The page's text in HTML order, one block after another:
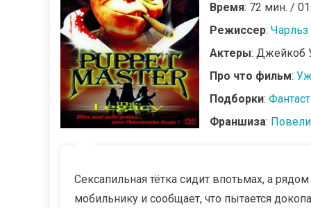
Время: 72 мин. /
Режиссер:
Актеры: Джейкоб
Про что фильм:
Подборки:
Франшиза:
Сексапильная тётка сидит впотьмах, а
мобильнику и сообщает, что пытается